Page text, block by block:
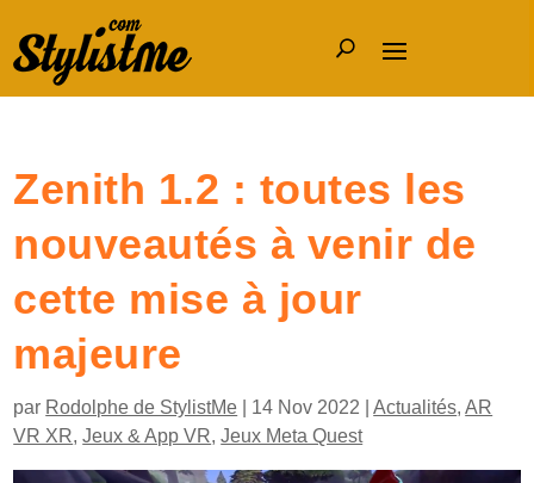
Zenith 1.2 : toutes les
nouveautés à venir de
cette mise à jour
majeure
par Rodolphe de StylistMe 14 Nov 2022 |Actualités,AR
VR XR,Jeux & App VR,Jeux Meta Quest